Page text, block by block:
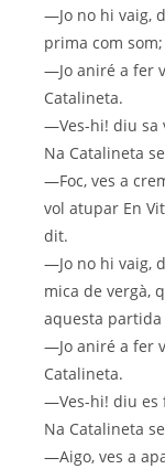
—Jo no hi vaig,
prima com
—Jo aniré a fer
Catalineta.
—Ves-hi! diu sa
Na Catalineta
—Foc, ves a
vol atupar En
dit.
—Jo no hi vaig,
mica de vergà,
aquesta
—Jo aniré a fer
Catalineta.
—Ves-hi! diu es
Na Catalineta
—Aigo, ves a